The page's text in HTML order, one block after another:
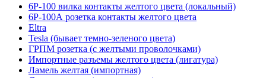
6Р-100 вилка контакты желтого цвета (локальный)
6Р-100А розетка контакты желтого цвета
Eltra
Tesla (бывает темно-зеленого цвета)
ГРПМ розетка (с желтыми проволочками)
Импортные разъемы желтого цвета (лигатура)
Ламель желтая (импортная)